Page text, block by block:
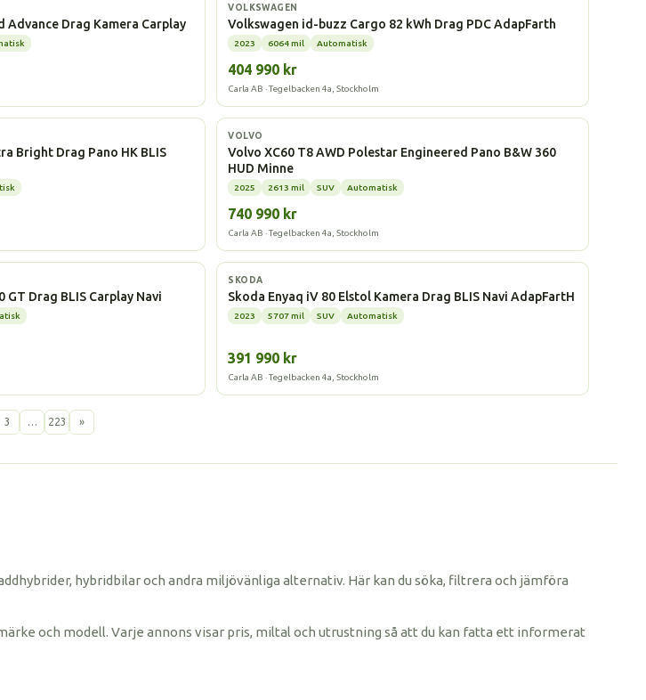
Advance Drag Kamera Carplay
Elbil
VOLKSWAGEN
Volkswagen id-buzz Cargo 82 kWh Drag PDC AdapFarth
2023 6064 mil Automatisk
404 990 kr
Carla AB · Tegelbacken 4a, Stockholm
Bright Drag Pano HK BLIS
Laddhybrid
VOLVO
Volvo XC60 T8 AWD Polestar Engineered Pano B&W 360
HUD Minne
2025 2613 mil SUV Automatisk
740 990 kr
Carla AB · Tegelbacken 4a, Stockholm
GT Drag BLIS Carplay Navi
Elbil
SKODA
Skoda Enyaq iV 80 Elstol Kamera Drag BLIS Navi AdapFartH
2023 5707 mil SUV Automatisk
391 990 kr
Carla AB · Tegelbacken 4a, Stockholm
3 … 223 »
hybridbilar och andra miljövänliga alternativ. Här kan du söka, filtrera och jämföra
och modell. Varje annons visar pris, miltal och utrustning så att du kan fatta ett informerat